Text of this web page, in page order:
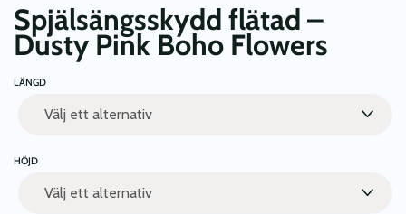
Spjälsängsskydd flätad –
Dusty Pink Boho Flowers
LÄNGD
HÖJD